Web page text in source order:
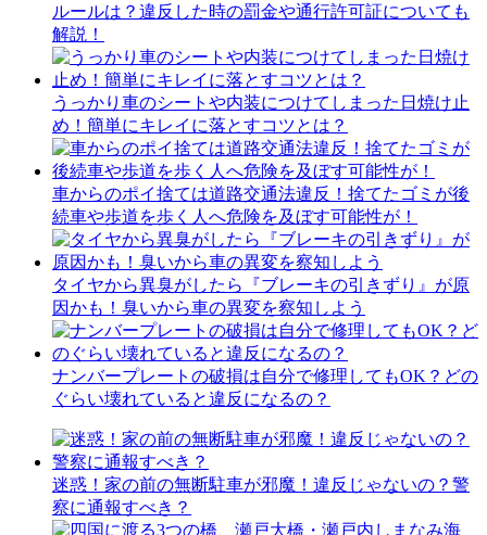
ルールは？違反した時の罰金や通行許可証についても
解説！
うっかり車のシートや内装につけてしまった日焼け止
め！簡単にキレイに落とすコツとは？
車からのポイ捨ては道路交通法違反！捨てたゴミが後
続車や歩道を歩く人へ危険を及ぼす可能性が！
タイヤから異臭がしたら『ブレーキの引きずり』が原
因かも！臭いから車の異変を察知しよう
ナンバープレートの破損は自分で修理してもOK？どの
ぐらい壊れていると違反になるの？
迷惑！家の前の無断駐車が邪魔！違反じゃないの？警
察に通報すべき？